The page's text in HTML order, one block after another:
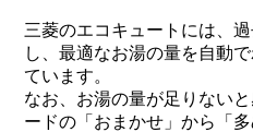
三菱のエコキュートには、
し、最適なお湯の量を自動
ています。
なお、お湯の量が足りない
ードの「おまかせ」から「